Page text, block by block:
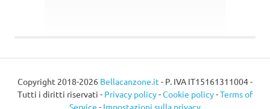
Copyright 2018-2026 Bellacanzone.it - P. IVA IT15161311004 -
Tutti i diritti riservati - Privacy policy-Cookie policy-Terms of
Service - Impostazioni sulla privacy